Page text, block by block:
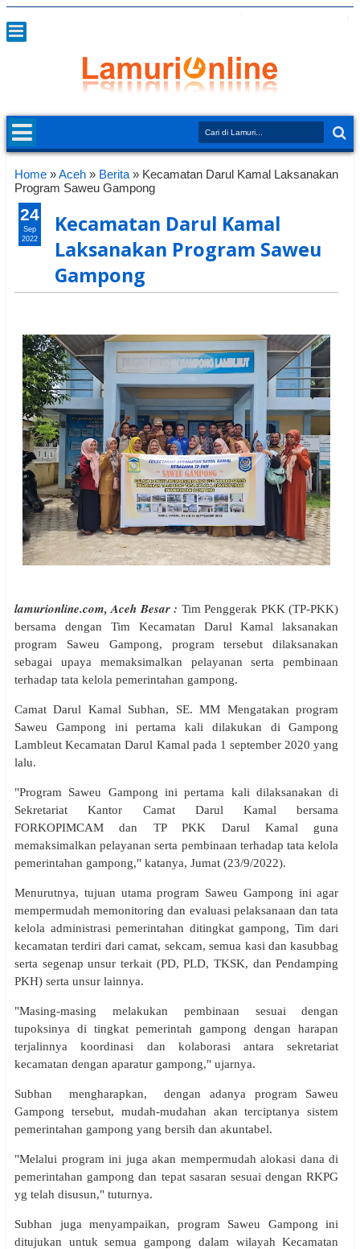
Home »Aceh » Berita » Kecamatan Darul Kamal Laksanakan
Program Saweu Gampong
Kecamatan Darul Kamal
Laksanakan Program Saweu
Gampong
lamurionline.com, Aceh Besar : Tim Penggerak PKK (TP-PKK)
bersama dengan Tim Kecamatan Darul Kamal laksanakan
program Saweu Gampong, program tersebut dilaksanakan
sebagai upaya memaksimalkan pelayanan serta pembinaan
terhadap tata kelola pemerintahan gampong.
Camat Darul Kamal Subhan, SE. MM Mengatakan program
Saweu Gampong ini pertama kali dilakukan di Gampong
Lambleut Kecamatan Darul Kamal pada 1 september 2020 yang
lalu.
"Program Saweu Gampong ini pertama kali dilaksanakan di
Sekretariat Kantor Camat Darul Kamal bersama
FORKOPIMCAM dan TP PKK Darul Kamal guna
memaksimalkan pelayanan serta pembinaan terhadap tata kelola
pemerintahan gampong," katanya, Jumat (23/9/2022).
Menurutnya, tujuan utama program Saweu Gampong ini agar
mempermudah memonitoring dan evaluasi pelaksanaan dan tata
kelola administrasi pemerintahan ditingkat gampong, Tim dari
kecamatan terdiri dari camat, sekcam, semua kasi dan kasubbag
serta segenap unsur terkait (PD, PLD, TKSK, dan Pendamping
PKH) serta unsur lainnya.
"Masing-masing melakukan pembinaan sesuai dengan
tupoksinya di tingkat pemerintah gampong dengan harapan
terjalinnya koordinasi dan kolaborasi antara sekretariat
kecamatan dengan aparatur gampong," ujarnya.
Subhan mengharapkan, dengan adanya program Saweu
Gampong tersebut, mudah-mudahan akan terciptanya sistem
pemerintahan gampong yang bersih dan akuntabel.
"Melalui program ini juga akan mempermudah alokasi dana di
pemerintahan gampong dan tepat sasaran sesuai dengan RKPG
yg telah disusun," tuturnya.
Subhan juga menyampaikan, program Saweu Gampong ini
ditujukan untuk semua gampong dalam wilayah Kecamatan
24
Sep
2022